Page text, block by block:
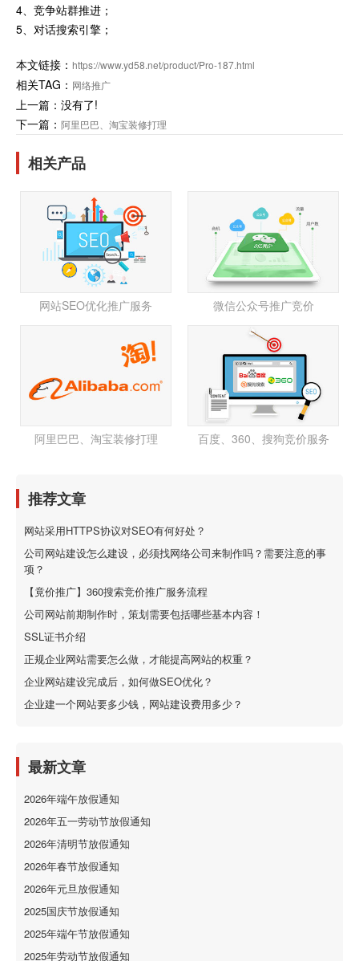
4、竞争站群推进；
5、对话搜索引擎；
本文链接： https://www.yd58.net/product/Pro-187.html
相关TAG： 网络推广
上一篇：没有了!
下一篇： 阿里巴巴、淘宝装修打理
相关产品
网站SEO优化推广服务
阿里巴巴、淘宝装修打理
微信公众号推广竞价
百度、360、搜狗竞价服务
推荐文章
网站采用HTTPS协议对SEO有何好处？
公司网站建设怎么建设，必须找网络公司来制作吗？需要注意的事
项？
【竟价推广】360搜索竞价推广服务流程
公司网站前期制作时，策划需要包括哪些基本内容！
SSL证书介绍
正规企业网站需要怎么做，才能提高网站的权重？
企业网站建设完成后，如何做SEO优化？
企业建一个网站要多少钱，网站建设费用多少？
最新文章
2026年端午放假通知
2026年五一劳动节放假通知
2026年清明节放假通知
2026年春节放假通知
2026年元旦放假通知
2025国庆节放假通知
2025年端午节放假通知
2025年劳动节放假通知